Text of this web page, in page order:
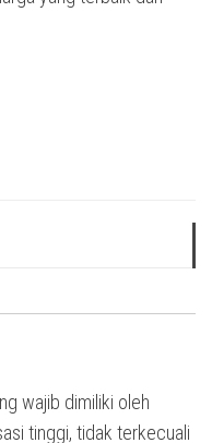
wajib dimiliki oleh
tinggi, tidak terkecuali